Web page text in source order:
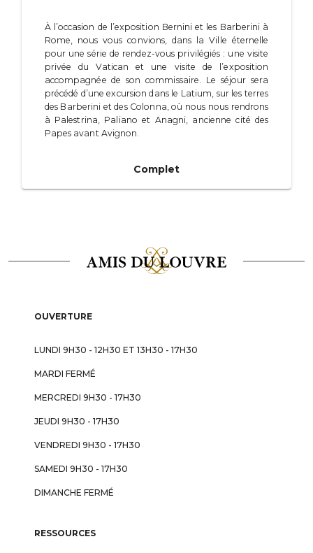
À l’occasion de l’exposition Bernini et les Barberini à
Rome, nous vous convions, dans la Ville éternelle
pour une série de rendez-vous privilégiés : une visite
privée du Vatican et une visite de l’exposition
accompagnée de son commissaire. Le séjour sera
précédé d’une excursion dans le Latium, sur les terres
des Barberini et des Colonna, où nous nous rendrons
à Palestrina, Paliano et Anagni, ancienne cité des
Papes avant Avignon.
Complet
OUVERTURE
LUNDI 9H30 - 12H30 ET 13H30 - 17H30
MARDI FERMÉ
MERCREDI 9H30 - 17H30
JEUDI 9H30 - 17H30
VENDREDI 9H30 - 17H30
SAMEDI 9H30 - 17H30
DIMANCHE FERMÉ
RESSOURCES